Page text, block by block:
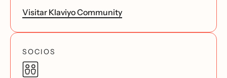
Visitar Klaviyo Community
SOCIOS